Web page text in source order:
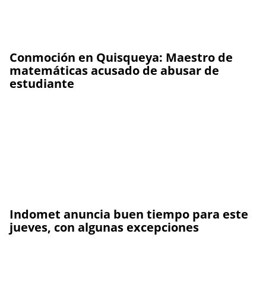
Conmoción en Quisqueya: Maestro de
matemáticas acusado de abusar de
estudiante
Indomet anuncia buen tiempo para este
jueves, con algunas excepciones